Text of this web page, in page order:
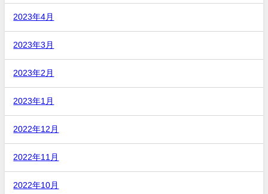
2023年4月
2023年3月
2023年2月
2023年1月
2022年12月
2022年11月
2022年10月